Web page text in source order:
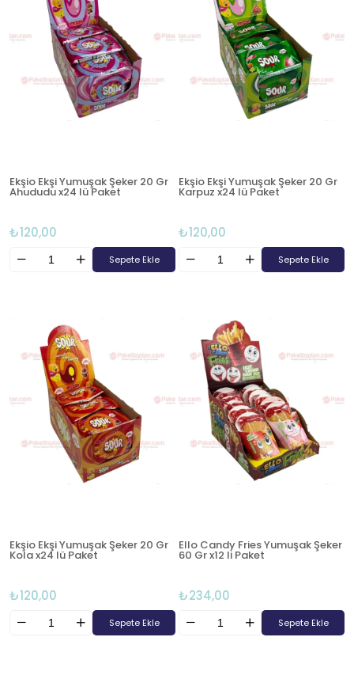
Ekşio Ekşi Yumuşak Şeker 20 Gr
Ahududu x24 lü Paket
₺120,00
Sepete Ekle
Ekşio Ekşi Yumuşak Şeker 20 Gr
Karpuz x24 lü Paket
₺120,00
Sepete Ekle
Ekşio Ekşi Yumuşak Şeker 20 Gr
Kola x24 lü Paket
₺120,00
Sepete Ekle
Ello Candy Fries Yumuşak Şeker
60 Gr x12 li Paket
₺234,00
Sepete Ekle